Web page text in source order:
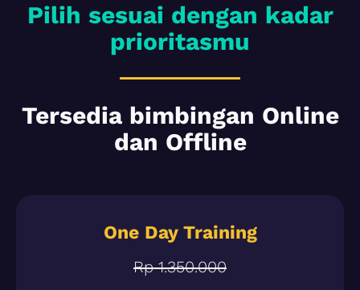
Pilih sesuai dengan kadar
prioritasmu
Tersedia bimbingan Online
dan Offline
One Day Training
Rp 1.350.000